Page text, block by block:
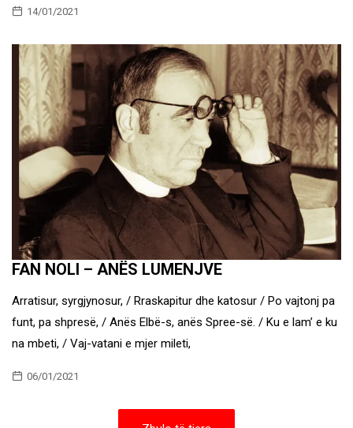
14/01/2021
FAN NOLI – ANËS LUMENJVE
Arratisur, syrgjynosur, / Rraskapitur dhe katosur / Po vajtonj pa
funt, pa shpresë, / Anës Elbë-s, anës Spree-së. / Ku e lam’ e ku
na mbeti, / Vaj-vatani e mjer mileti,
06/01/2021